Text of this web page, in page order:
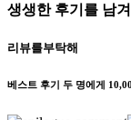
생생한 후기를 남
리뷰를부탁해
베스트 후기 두 명에게